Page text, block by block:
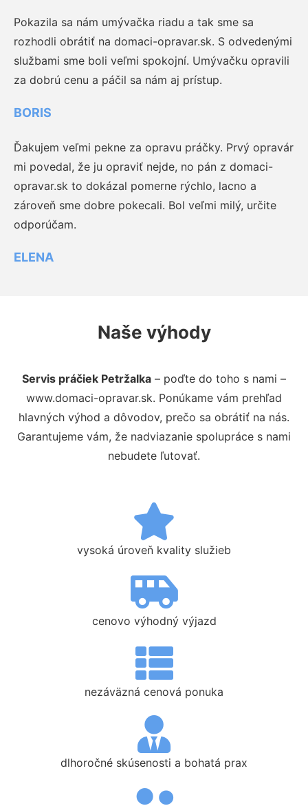
Pokazila sa nám umývačka riadu a tak sme sa
rozhodli obrátiť na domaci-opravar.sk. S odvedenými
službami sme boli veľmi spokojní. Umývačku opravili
za dobrú cenu a páčil sa nám aj prístup.
BORIS
Ďakujem veľmi pekne za opravu práčky. Prvý opravár
mi povedal, že ju opraviť nejde, no pán z domaci-
opravar.sk to dokázal pomerne rýchlo, lacno a
zároveň sme dobre pokecali. Bol veľmi milý, určite
odporúčam.
ELENA
Naše výhody
Servis práčiek Petržalka – poďte do toho s nami –
www.domaci-opravar.sk. Ponúkame vám prehľad
hlavných výhod a dôvodov, prečo sa obrátiť na nás.
Garantujeme vám, že nadviazanie spolupráce s nami
nebudete ľutovať.
vysoká úroveň kvality služieb
cenovo výhodný výjazd
nezáväzná cenová ponuka
dlhoročné skúsenosti a bohatá prax